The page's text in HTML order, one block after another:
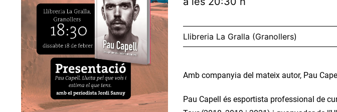
Llibreria La Gralla (Granollers)
Amb companyia del mateix autor, Pau
Pau Capell és esportista professional de